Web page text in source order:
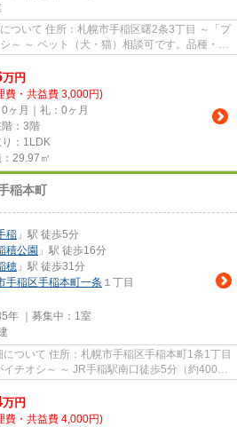
2条3丁目 ～「プ
種・犬
万円
費・共益費 3,000円)
ヶ月｜礼：0ヶ月
階：3階
り：1LDK
29.97㎡
稲本町
稲 」駅 徒歩5分
積公園 」駅 徒歩16分
穂 」駅 徒歩31分
手稲区手稲本町一条 １丁目
年 ｜募集中： 1室
稲本町1条1丁目
口徒歩5分（約400
万円
費・共益費 4,000円)